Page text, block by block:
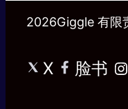
2026Giggle 有限
X 脸书